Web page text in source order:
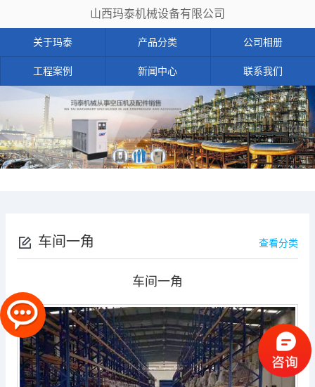
山西玛泰机械设备有限公司
关于玛泰 产品分类 公司相册
工程案例 新闻中心 联系我们
车间一角 查看分类
车间一角